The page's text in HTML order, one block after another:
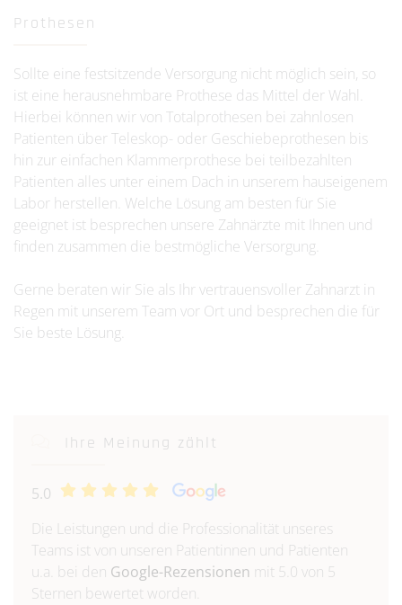
Prothesen
Sollte eine festsitzende Versorgung nicht möglich sein, so
ist eine herausnehmbare Prothese das Mittel der Wahl.
Hierbei können wir von Totalprothesen bei zahnlosen
Patienten über Teleskop- oder Geschiebeprothesen bis
hin zur einfachen Klammerprothese bei teilbezahlten
Patienten alles unter einem Dach in unserem hauseigenem
Labor herstellen. Welche Lösung am besten für Sie
geeignet ist besprechen unsere Zahnärzte mit Ihnen und
finden zusammen die bestmögliche Versorgung.
Gerne beraten wir Sie als Ihr vertrauensvoller Zahnarzt in
Regen mit unserem Team vor Ort und besprechen die für
Sie beste Lösung.
Ihre Meinung zählt
5.0
Die Leistungen und die Professionalität unseres
Teams ist von unseren Patientinnen und Patienten
u.a. bei den Google-Rezensionen mit 5.0 von 5
Sternen bewertet worden.